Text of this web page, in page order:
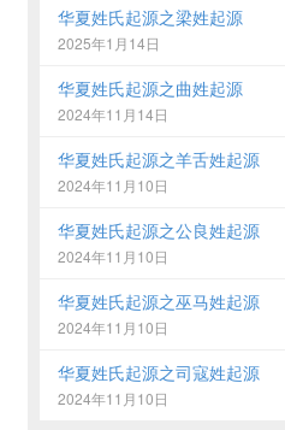
华夏姓氏起源之梁姓起源
2025年1月14日
华夏姓氏起源之曲姓起源
2024年11月14日
华夏姓氏起源之羊舌姓起源
2024年11月10日
华夏姓氏起源之公良姓起源
2024年11月10日
华夏姓氏起源之巫马姓起源
2024年11月10日
华夏姓氏起源之司寇姓起源
2024年11月10日